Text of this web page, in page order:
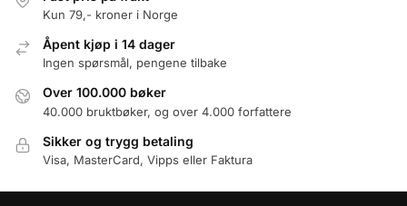
Kun 79,- kroner i Norge
Åpent kjøp i 14 dager
Ingen spørsmål, pengene tilbake
Over 100.000 bøker
40.000 bruktbøker, og over 4.000 forfattere
Sikker og trygg betaling
Visa, MasterCard, Vipps eller Faktura